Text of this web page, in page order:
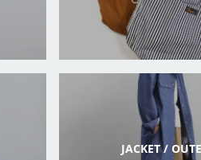
JACKET /